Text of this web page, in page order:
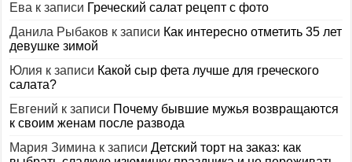
Ева к записи Греческий салат рецепт с фото
Данила Рыбаков к записи Как интересно отметить 35 лет
девушке зимой
Юлия к записи Какой сыр фета лучше для греческого
салата?
Евгений к записи Почему бывшие мужья возвращаются
к своим женам после развода
Мария Зимина к записиДетский торт на заказ: как